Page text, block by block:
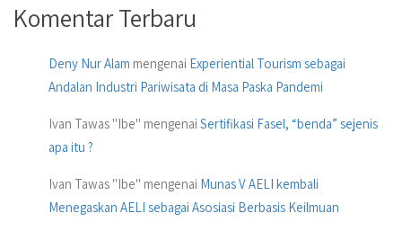
Komentar Terbaru
Deny Nur Alam mengenai Experiential Tourism sebagai
Andalan Industri Pariwisata di Masa Paska Pandemi
Ivan Tawas "Ibe" mengenai Sertifikasi Fasel, “benda” sejenis
apa itu ?
Ivan Tawas "Ibe" mengenai Munas V AELI kembali
Menegaskan AELI sebagai Asosiasi Berbasis Keilmuan